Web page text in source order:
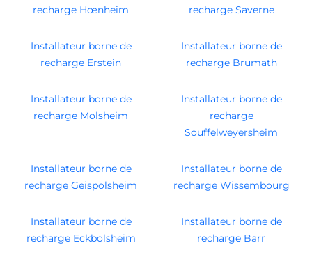
recharge Hœnheim
recharge Saverne
Installateur borne de
recharge Erstein
Installateur borne de
recharge Brumath
Installateur borne de
recharge Molsheim
Installateur borne de
recharge
Souffelweyersheim
Installateur borne de
recharge Geispolsheim
Installateur borne de
recharge Wissembourg
Installateur borne de
recharge Eckbolsheim
Installateur borne de
recharge Barr